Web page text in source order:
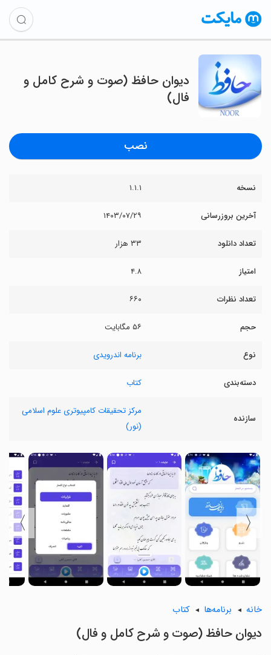
‏دیوان حافظ (صوت و شرح کامل و
فال)
نصب
نسخه ۱.۱.۱
آخرین بروزرسانی ۱۴۰۳/۰۷/۲۹
تعداد دانلود ۳۳ هزار
امتیاز ۴.۸
تعداد نظرات ۶۶۰
حجم ۵۶ مگابایت
نوع برنامه اندرویدی
دسته‌بندی کتاب
سازنده
مرکز تحقیقات کامپیوتری علوم اسلامی
(نور)
〈
〉
خانه برنامه‌ها کتاب
‏دیوان حافظ (صوت و شرح کامل و فال)